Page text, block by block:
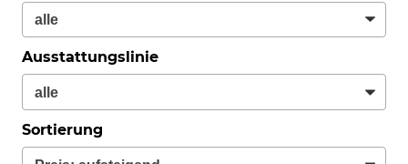
Ausstattungslinie
Sortierung